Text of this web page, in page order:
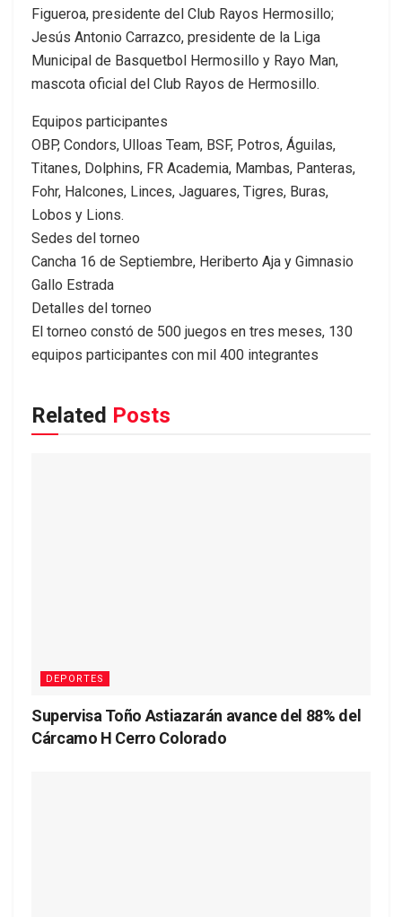
Figueroa, presidente del Club Rayos Hermosillo;
Jesús Antonio Carrazco, presidente de la Liga
Municipal de Basquetbol Hermosillo y Rayo Man,
mascota oficial del Club Rayos de Hermosillo.
Equipos participantes
OBP, Condors, Ulloas Team, BSF, Potros, Águilas,
Titanes, Dolphins, FR Academia, Mambas, Panteras,
Fohr, Halcones, Linces, Jaguares, Tigres, Buras,
Lobos y Lions.
Sedes del torneo
Cancha 16 de Septiembre, Heriberto Aja y Gimnasio
Gallo Estrada
Detalles del torneo
El torneo constó de 500 juegos en tres meses, 130
equipos participantes con mil 400 integrantes
Related Posts
DEPORTES
Supervisa Toño Astiazarán avance del 88% del
Cárcamo H Cerro Colorado